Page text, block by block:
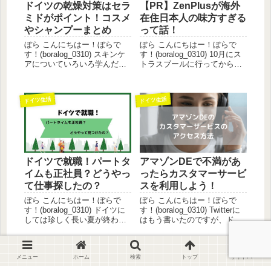
ドイツの乾燥対策はセラ
ミドがポイント！コスメ
やシャンプーまとめ
ぼら こんにちはー！ぼらで
す！(boralog_0310) スキンケ
アについていろいろ学んだ
「私にはセラミドが配合され
ているコスメが合う」という
ことです！ アトピーの人はお
肌のバリア機能が正...
【PR】ZenPlusが海外
在住日本人の味方すぎる
って話！
ぼら こんにちはー！ぼらで
す！(boralog_0310) 10月にス
トラスブールに行ってからと
スして、ドイツはもうクリス
マス一色。THE食べすぎな私
です。 体重計を見てびっくり
する毎日な...
ドイツ生活
ドイツで就職！パートタ
イムも正社員？どうやっ
て仕事探したの？
ぼら こんにちはー！ぼらで
す！(boralog_0310) ドイツに
しては珍しく長い夏が終わっ
くなり、寒くて暗い冬の足音
が聞こえてくる最近です。 私
ぼら、2018年に長男を出産、
ドイツ生活
アマゾンDEで不満があ
ったらカスタマーサービ
スを利用しよう！
ぼら こんにちはー！ぼらで
す！(boralog_0310) Twitterに
はもう書いたのですが、ドイ
があったり、配送に不満があ
ったりした場合、カスタマー
サービスに連絡すると、5ユー
スキンケア・コスメ スキンケア・コスメ
メニュー ホーム 検索 トップ サイドバー